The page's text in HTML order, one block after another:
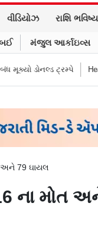
વીડિયોઝ રાશિ ભવિષ્ય
મંજુલ આર્કાઇવ્સ
ડોનલ્ડ ટ્રમ્પે Health
અને 79 ઘાયલ
ના મોત